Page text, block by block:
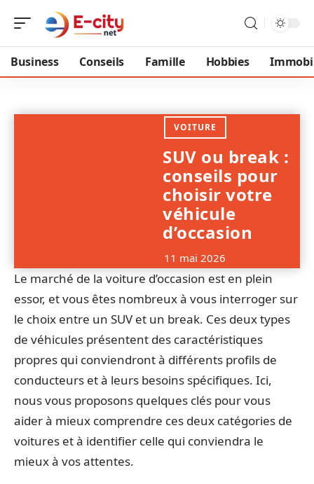
Business Conseils Famille Hobbies
VOITURE
SUV ou break :
conseils pour
choisir votre
véhicule
d’occasion
11 mai 2026
Le marché de la voiture d’occasion est en plein
essor, et vous êtes nombreux à vous interroger sur
le choix entre un SUV et un break. Ces deux types
de véhicules présentent des caractéristiques
propres qui conviendront à différents profils de
conducteurs et à leurs besoins spécifiques. Ici,
nous vous proposons quelques clés pour vous
aider à mieux comprendre ces deux catégories de
voitures et à identifier celle qui conviendra le
mieux à vos attentes.